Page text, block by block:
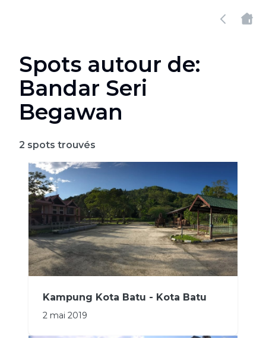
Spots autour de:
Bandar Seri
Begawan
2 spots trouvés
Kampung Kota Batu - Kota Batu
2 mai 2019